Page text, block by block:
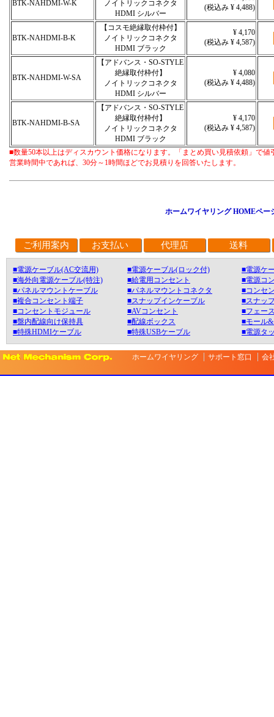
BTK-NAHDMI-W-K
ノイトリックコネクタ
HDMI シルバー
(税込み ¥ 4,488)
BTK-NAHDMI-B-K
【コスモ絶縁取付枠付】
ノイトリックコネクタ
HDMI ブラック
¥ 4,170
(税込み ¥ 4,587)
BTK-NAHDMI-W-SA
【アドバンス・SO-STYLE
絶縁取付枠付】
ノイトリックコネクタ
HDMI シルバー
¥ 4,080
(税込み ¥ 4,488)
BTK-NAHDMI-B-SA
【アドバンス・SO-STYLE
絶縁取付枠付】
ノイトリックコネクタ
HDMI ブラック
¥ 4,170
(税込み ¥ 4,587)
■数量50本以上はディスカウント価格になります。「まとめ買い見積依頼」で値
営業時間中であれば、30分～1時間ほどでお見積りを回答いたします。
ホームワイヤリング HOMEペー
ご利用案内 お支払い 代理店 送料
■電源ケーブル(AC交流用) ■電源ケーブル(ロック付)
■電源ケ
■海外向電源ケーブル(特注)
■給電用コンセント
■電源コ
■パネルマウントケーブル
■パネルマウントコネクタ
■コンセ
■複合コンセント端子
■スナップインケーブル
■スナッ
■コンセントモジュール
■AVコンセント
■フェー
■盤内配線向け保持具
■配線ボックス
■モール
■特殊HDMIケーブル
■特殊USBケーブル ■電源タ
ホームワイヤリング サポート窓口 会